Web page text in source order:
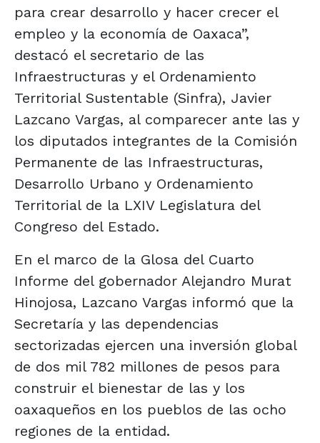
para crear desarrollo y hacer crecer el
empleo y la economía de Oaxaca”,
destacó el secretario de las
Infraestructuras y el Ordenamiento
Territorial Sustentable (Sinfra), Javier
Lazcano Vargas, al comparecer ante las y
los diputados integrantes de la Comisión
Permanente de las Infraestructuras,
Desarrollo Urbano y Ordenamiento
Territorial de la LXIV Legislatura del
Congreso del Estado.
En el marco de la Glosa del Cuarto
Informe del gobernador Alejandro Murat
Hinojosa, Lazcano Vargas informó que la
Secretaría y las dependencias
sectorizadas ejercen una inversión global
de dos mil 782 millones de pesos para
construir el bienestar de las y los
oaxaqueños en los pueblos de las ocho
regiones de la entidad.